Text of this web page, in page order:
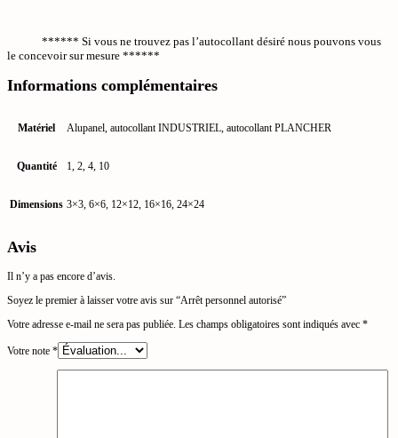
****** Si vous ne trouvez pas l’autocollant désiré nous pouvons vous
le concevoir sur mesure ******
Informations complémentaires
Matériel Alupanel, autocollant INDUSTRIEL, autocollant PLANCHER
Quantité 1, 2, 4, 10
Dimensions 3×3, 6×6, 12×12, 16×16, 24×24
Avis
Il n’y a pas encore d’avis.
Soyez le premier à laisser votre avis sur “Arrêt personnel autorisé”
Votre adresse e-mail ne sera pas publiée. Les champs obligatoires sont indiqués avec *
Votre note *